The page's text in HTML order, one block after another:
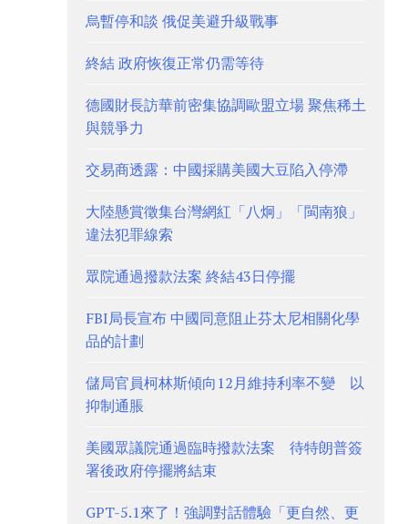
烏暫停和談 俄促美避升級戰事
終結 政府恢復正常仍需等待
德國財長訪華前密集協調歐盟立場 聚焦稀土
與競爭力
交易商透露：中國採購美國大豆陷入停滯
大陸懸賞徵集台灣網紅「八炯」「閩南狼」
違法犯罪線索
眾院通過撥款法案 終結43日停擺
FBI局長宣布 中國同意阻止芬太尼相關化學
品的計劃
儲局官員柯林斯傾向12月維持利率不變 以
抑制通脹
美國眾議院通過臨時撥款法案 待特朗普簽
署後政府停擺將結束
GPT-5.1來了！強調對話體驗「更自然、更